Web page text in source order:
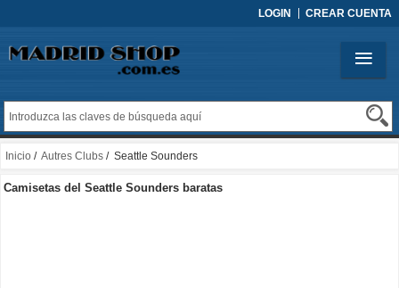
LOGIN CREAR CUENTA
Inicio / Autres Clubs / Seattle Sounders
Camisetas del Seattle Sounders baratas